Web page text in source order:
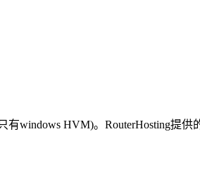
windows HVM)。RouterHosting提供